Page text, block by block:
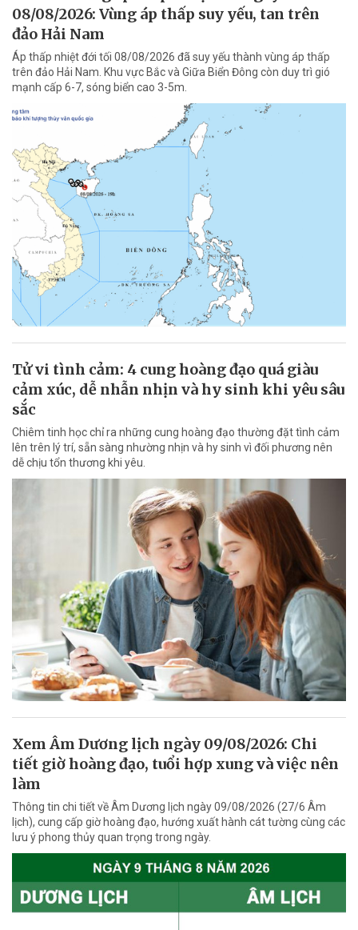
08/08/2026: Vùng áp thấp suy yếu, tan trên
đảo Hải Nam
Áp thấp nhiệt đới tối 08/08/2026 đã suy yếu thành vùng áp thấp
trên đảo Hải Nam. Khu vực Bắc và Giữa Biển Đông còn duy trì gió
mạnh cấp 6-7, sóng biển cao 3-5m.
Tử vi tình cảm: 4 cung hoàng đạo quá giàu
cảm xúc, dễ nhẫn nhịn và hy sinh khi yêu sâu
sắc
Chiêm tinh học chỉ ra những cung hoàng đạo thường đặt tình cảm
lên trên lý trí, sẵn sàng nhường nhịn và hy sinh vì đối phương nên
dễ chịu tổn thương khi yêu.
Xem Âm Dương lịch ngày 09/08/2026: Chi
tiết giờ hoàng đạo, tuổi hợp xung và việc nên
làm
Thông tin chi tiết về Âm Dương lịch ngày 09/08/2026 (27/6 Âm
lịch), cung cấp giờ hoàng đạo, hướng xuất hành cát tường cùng các
lưu ý phong thủy quan trọng trong ngày.